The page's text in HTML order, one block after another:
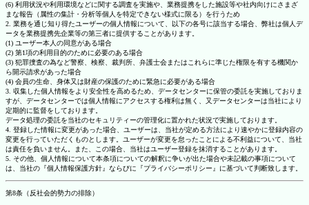
(6) 利用状況や利用環境などに関する調査を実施や、業務提携をした施設等や社内向けにさまざ
まな報告（属性の集計・分析等個人を特定できない様式に限る）を行うため
2. 業務を通じ知り得たユーザーの個人情報について、以下の各号に該当する場合、弊社は個人デ
ータを業務提携先企業等の第三者に提供することがあります。
(1) ユーザー本人の同意がある場合
(2) 第1項の利用目的のために必要のある場合
(3) 犯罪捜査の為など警察、検察、裁判所、弁護士会またはこれらに準じた権限を有する機関か
ら開示請求があった場合
(4) 会員の生命、身体又は財産の保護のために緊急に必要がある場合
3. 収集した個人情報をより安全性を高めるため、データセンターに保管の委託を実施しておりま
すが、データセンターでは個人情報にアクセスする権利は無く、又データセンターは当社により
定期的に監督をしております。
データ処理の委託を当社のセキュリティーの管理化に置かれた状況で実施しております。
4. 登録した情報に変更があった場合、ユーザーは、当社が定める方法により速やかに登録内容の
変更を行っていただくものとします。ユーザーが変更を怠ったことによる不利益について、当社
は責任を負いません。また、この場合、当社はユーザー登録を抹消することがあります。
5. その他、個人情報について本条項についての解釈に争いが出た場合や未記載の事項について
は、当社の『個人情報保護方針』ならびに『プライバシーポリシー』に基づいて判断致します。
第8条（反社会的勢力の排除）